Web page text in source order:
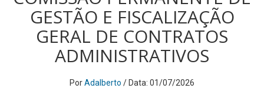
GESTÃO E FISCALIZAÇÃO
GERAL DE CONTRATOS
ADMINISTRATIVOS
PorAdalberto / Data: 01/07/2026